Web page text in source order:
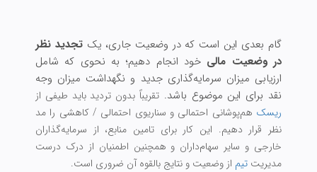
گام بعدی این است که در وضعیت جاری، یکتجدید نظر
در وضعیت مالی خود انجام دهیم؛ به نحوی که شامل
ارزیابی میزان سرمایه‌گذاری جدید و نگهداشت میزان وجه
نقد برای این موضوع باشد. تقریباً بدون تردید باید طیفی از
ریسک هم‌پوشانی احتمالی و سناریوی احتمالی / کاهشی را مد
نظر قرار دهیم. این کار برای تامین منابع، از سرمایه‌گذاران
خارجی و سایر سهام‌داران و همچنین اطمنیان از درک درست
مدیریت تیم از وضعیت و نتایج بالقوه آن ضروری است.